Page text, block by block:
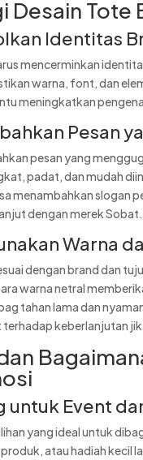
Desain Tote
Identitas
mencerminkan
warna, font, dan
meningkatkan
Pesan
pesan yang
padat, dan mudah
menambahkan slogan
dengan merek Sobat.
Warna
dengan brand dan
warna netral
tahan lama dan
keberlanjutan
untuk Event
yang ideal untuk
atau hadiah kecil